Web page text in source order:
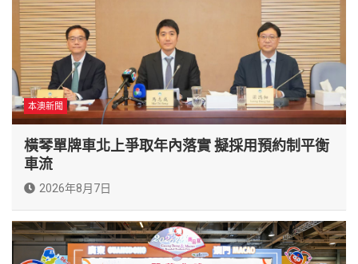
本澳新聞
橫琴單牌車北上爭取年內落實 擬採用預約制平衡
車流
2026年8月7日